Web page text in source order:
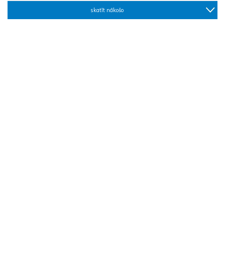
skatīt nākošo